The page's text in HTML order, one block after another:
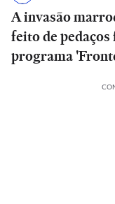
A invasão
feito de
programa